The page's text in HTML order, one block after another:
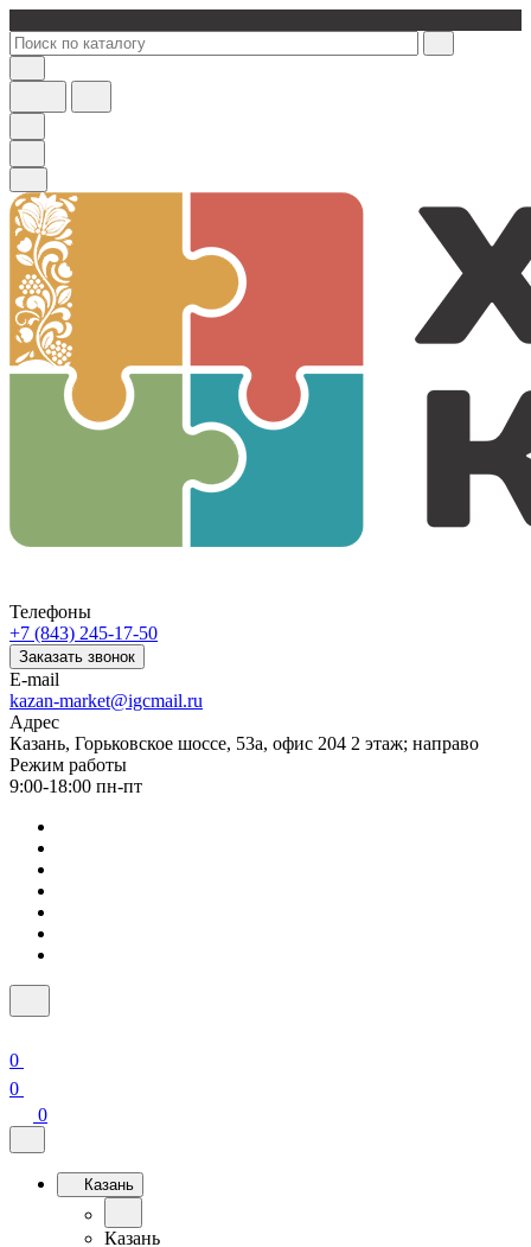
Телефоны
+7 (843) 245-17-50
Заказать звонок
E-mail
kazan-market@igcmail.ru
Адрес
Казань, ​Горьковское шоссе, 53а, офис 204 2 этаж; направо
Режим работы
9:00-18:00 пн-пт
0
0
0
Казань
Казань